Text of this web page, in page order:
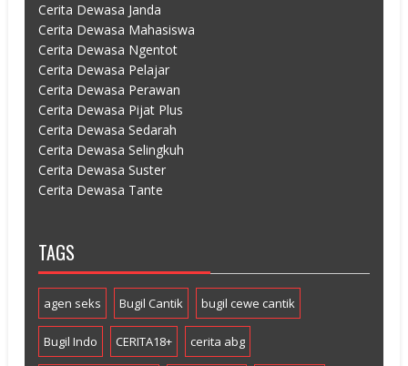
Cerita Dewasa Janda
Cerita Dewasa Mahasiswa
Cerita Dewasa Ngentot
Cerita Dewasa Pelajar
Cerita Dewasa Perawan
Cerita Dewasa Pijat Plus
Cerita Dewasa Sedarah
Cerita Dewasa Selingkuh
Cerita Dewasa Suster
Cerita Dewasa Tante
TAGS
agen seks Bugil Cantik bugil cewe cantik
Bugil Indo CERITA18+ cerita abg